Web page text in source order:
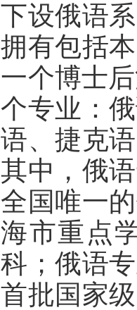
下设俄语
拥有包括
一个博士
个专业：
语、捷克
其中，俄
全国唯一
海市重点
科；俄语
首批国家